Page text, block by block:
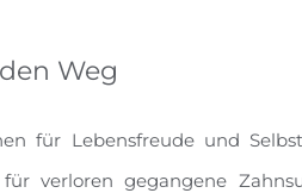
Weg
für Lebensfreude und
verloren gegangene